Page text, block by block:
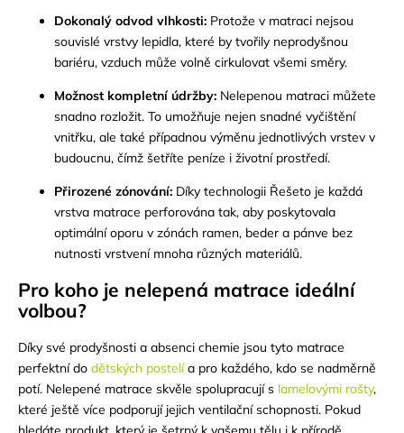
Dokonalý odvod vlhkosti: Protože v matraci nejsou
souvislé vrstvy lepidla, které by tvořily neprodyšnou
bariéru, vzduch může volně cirkulovat všemi směry.
Možnost kompletní údržby: Nelepenou matraci můžete
snadno rozložit. To umožňuje nejen snadné vyčištění
vnitřku, ale také případnou výměnu jednotlivých vrstev v
budoucnu, čímž šetříte peníze i životní prostředí.
Přirozené zónování: Díky technologii Řešeto je každá
vrstva matrace perforována tak, aby poskytovala
optimální oporu v zónách ramen, beder a pánve bez
nutnosti vrstvení mnoha různých materiálů.
Pro koho je nelepená matrace ideální
volbou?
Díky své prodyšnosti a absenci chemie jsou tyto matrace
perfektní do dětských postelía pro každého, kdo se nadměrně
potí. Nelepené matrace skvěle spolupracují s lamelovými rošty,
které ještě více podporují jejich ventilační schopnosti. Pokud